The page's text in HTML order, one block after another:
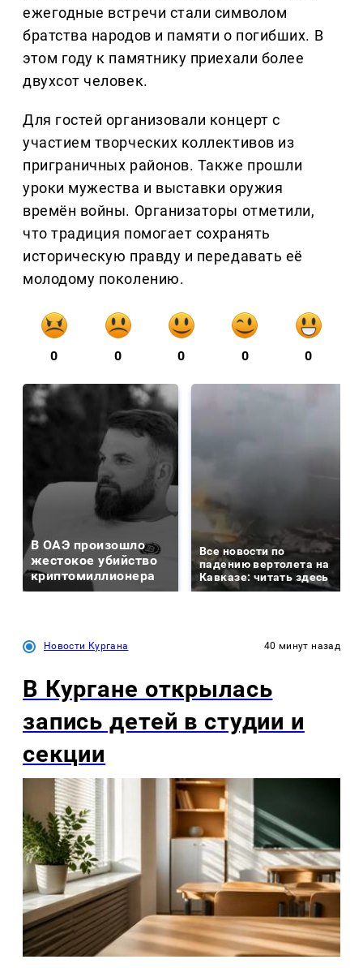
ежегодные встречи стали символом
братства народов и памяти о погибших. В
этом году к памятнику приехали более
двухсот человек.
Для гостей организовали концерт с
участием творческих коллективов из
приграничных районов. Также прошли
уроки мужества и выставки оружия
времён войны. Организаторы отметили,
что традиция помогает сохранять
историческую правду и передавать её
молодому поколению.
0 0 0 0 0
В ОАЭ произошло
жестокое убийство
криптомиллионера
Все новости по
падению вертолета на
Кавказе: читать здесь
Новости Кургана 40 минут назад
В Кургане открылась
запись детей в студии и
секции